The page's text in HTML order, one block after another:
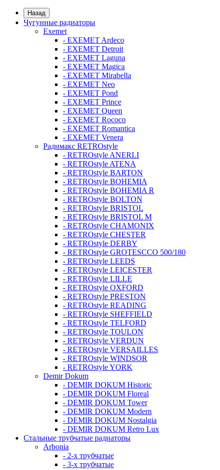
Назад
Чугунные радиаторы
Exemet
- EXEMET Ardeco
- EXEMET Detroit
- EXEMET Laguna
- EXEMET Magica
- EXEMET Mirabella
- EXEMET Neo
- EXEMET Pond
- EXEMET Prince
- EXEMET Queen
- EXEMET Rococo
- EXEMET Romantica
- EXEMET Venera
Радимакс RETROstyle
- RETROstyle ANERLI
- RETROstyle ATENA
- RETROstyle BARTON
- RETROstyle BOHEMIA
- RETROstyle BOHEMIA R
- RETROstyle BOLTON
- RETROstyle BRISTOL
- RETROstyle BRISTOL M
- RETROstyle CHAMONIX
- RETROstyle CHESTER
- RETROstyle DERBY
- RETROstyle GROTESCCO 500/180
- RETROstyle LEEDS
- RETROstyle LEICESTER
- RETROstyle LILLE
- RETROstyle OXFORD
- RETROstyle PRESTON
- RETROstyle READING
- RETROstyle SHEFFIELD
- RETROstyle TELFORD
- RETROstyle TOULON
- RETROstyle VERDUN
- RETROstyle VERSAILLES
- RETROstyle WINDSOR
- RETROstyle YORK
Demir Dokum
- DEMIR DOKUM Historic
- DEMIR DOKUM Floreal
- DEMIR DOKUM Tower
- DEMIR DOKUM Modern
- DEMIR DOKUM Nostalgia
- DEMIR DOKUM Retro Lux
Стальные трубчатые радиаторы
Arbonia
- 2-х трубчатые
- 3-х трубчатые